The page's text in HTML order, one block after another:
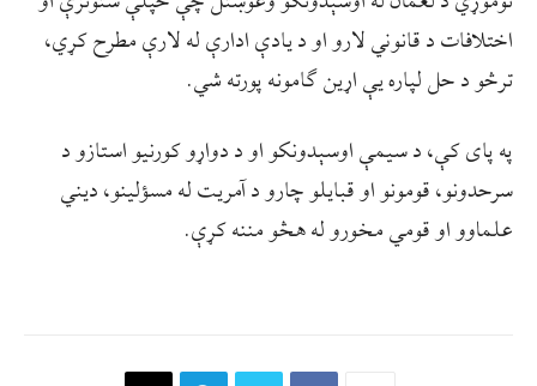
اختلافات د قانوني لارو او د یادې ادارې له لارې مطرح کړي،
ترڅو د حل لپاره یې اړین ګامونه پورته شي.
په پای کې، د سیمې اوسېدونکو او د دواړو کورنیو استازو د
سرحدونو، قومونو او قبایلو چارو د آمریت له مسؤلینو، دیني
علماوو او قومي مخورو له هڅو مننه کړې.